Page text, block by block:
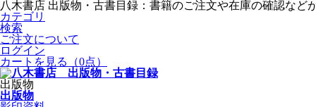
八木書店 出版物・古書目録：書籍のご注文や在庫の確認など
カテゴリ
検索
ご注文について
ログイン
カートを見る
（0点）
出版物
出版物